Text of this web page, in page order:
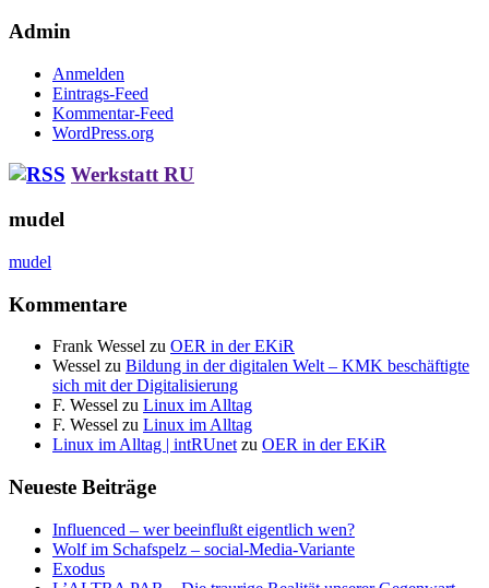
Admin
Anmelden
Eintrags-Feed
Kommentar-Feed
WordPress.org
Werkstatt RU
mudel
mudel
Kommentare
Frank Wessel zu OER in der EKiR
Wessel zu Bildung in der digitalen Welt – KMK beschäftigte
sich mit der Digitalisierung
F. Wessel zu Linux im Alltag
F. Wessel zu Linux im Alltag
Linux im Alltag | intRUnet zu OER in der EKiR
Neueste Beiträge
Influenced – wer beeinflußt eigentlich wen?
Wolf im Schafspelz – social-Media-Variante
Exodus